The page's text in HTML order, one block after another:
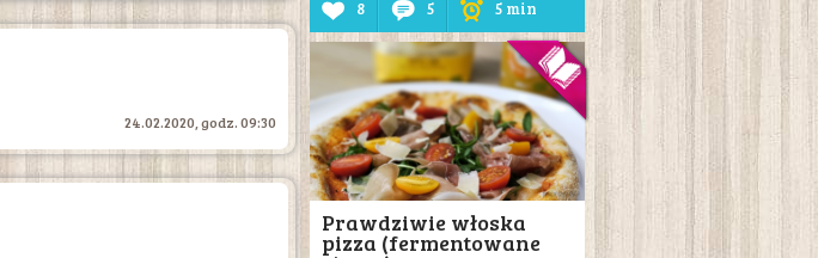
24.02.2020, godz. 09:30
8 5 5 min
Prawdziwie włoska
pizza (fermentowane